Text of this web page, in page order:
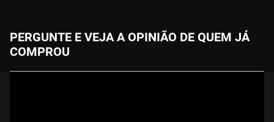
PERGUNTE E VEJA A OPINIÃO DE QUEM JÁ
COMPROU